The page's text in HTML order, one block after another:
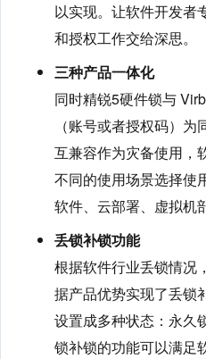
以实现。让软件开发者
和授权工作交给深思。
三种产品一体化
同时精锐5硬件锁与
（账号或者授权码）
互兼容作为灾备使用，
不同的使用场景选择使
软件、云部署、虚拟机
丢锁补锁功能
根据软件行业丢锁情况
据产品优势实现了丢锁
设置成多种状态：永久
锁补锁的功能可以满足